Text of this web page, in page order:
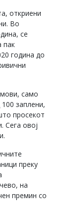
откриени
Во
се
пак
година до
само
заплени,
просекот
Сега овој
преку
на
премин со